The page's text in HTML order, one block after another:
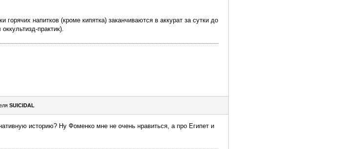
напитков (кроме кипятка) заканчиваются в аккурат за сутки до
практик).
SUICIDAL
историю? Ну Фоменко мне не очень нравиться, а про Египет и